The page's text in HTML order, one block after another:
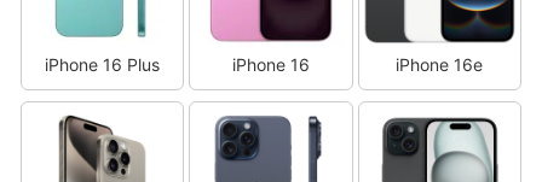
iPhone 16 Plus iPhone 16 iPhone 16e